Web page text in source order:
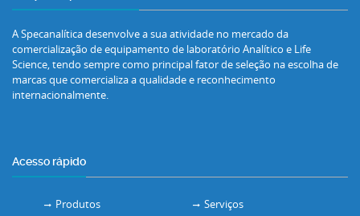
A Specanalítica desenvolve a sua atividade no mercado da
comercialização de equipamento de laboratório Analítico e Life
Science, tendo sempre como principal fator de seleção na escolha de
marcas que comercializa a qualidade e reconhecimento
internacionalmente.
Acesso rápido
Produtos
Serviços